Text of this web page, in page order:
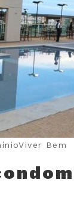
Viver Bem